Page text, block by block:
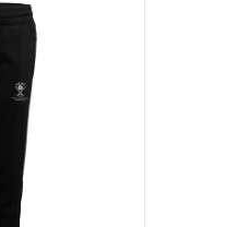
Deze
optie
kan
gekozen
worden
op